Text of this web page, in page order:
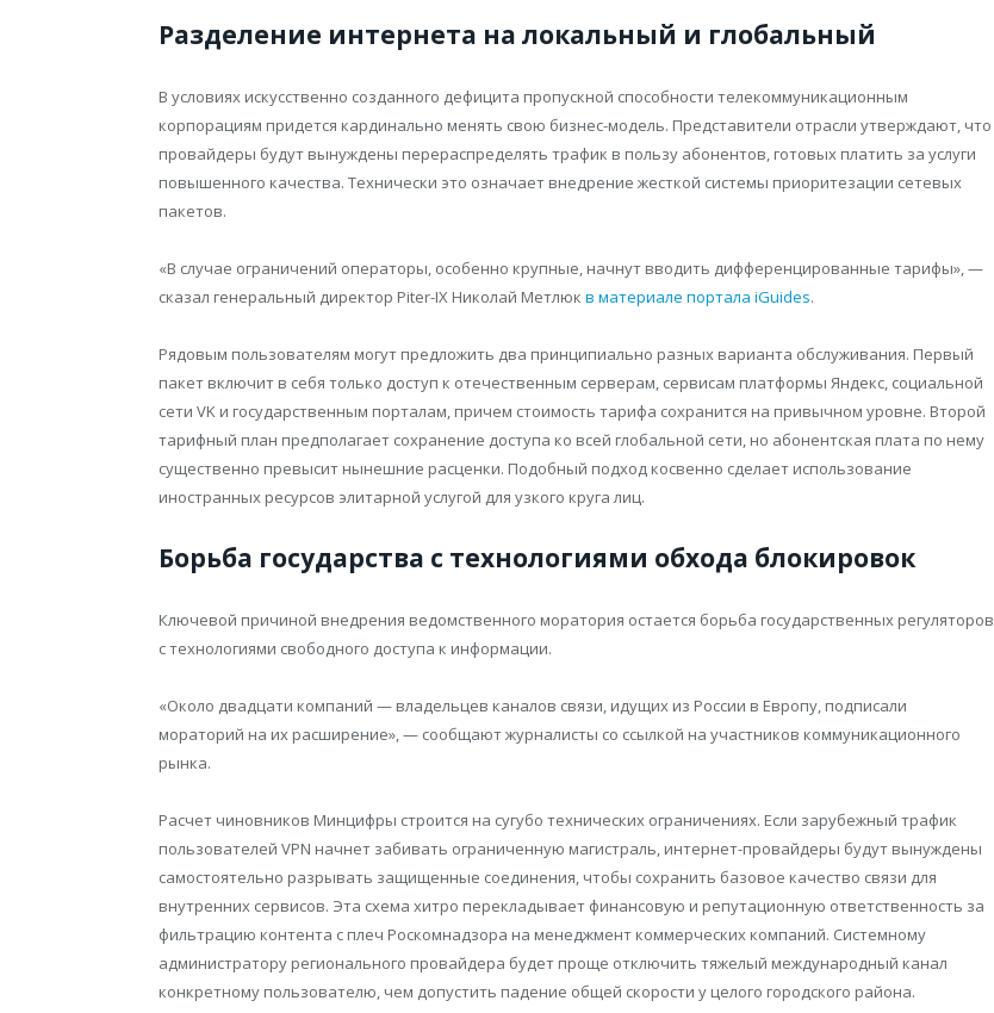
Разделение интернета на локальный и глобальный
В условиях искусственно созданного дефицита пропускной способности телекоммуникационным
корпорациям придется кардинально менять свою бизнес-модель. Представители отрасли утверждают, что
провайдеры будут вынуждены перераспределять трафик в пользу абонентов, готовых платить за услуги
повышенного качества. Технически это означает внедрение жесткой системы приоритезации сетевых
пакетов.
«В случае ограничений операторы, особенно крупные, начнут вводить дифференцированные тарифы», —
сказал генеральный директор Piter-IX Николай Метлюк в материале портала iGuides.
Рядовым пользователям могут предложить два принципиально разных варианта обслуживания. Первый
пакет включит в себя только доступ к отечественным серверам, сервисам платформы Яндекс, социальной
сети VK и государственным порталам, причем стоимость тарифа сохранится на привычном уровне. Второй
тарифный план предполагает сохранение доступа ко всей глобальной сети, но абонентская плата по нему
существенно превысит нынешние расценки. Подобный подход косвенно сделает использование
иностранных ресурсов элитарной услугой для узкого круга лиц.
Борьба государства с технологиями обхода блокировок
Ключевой причиной внедрения ведомственного моратория остается борьба государственных регуляторов
с технологиями свободного доступа к информации.
«Около двадцати компаний — владельцев каналов связи, идущих из России в Европу, подписали
мораторий на их расширение», — сообщают журналисты со ссылкой на участников коммуникационного
рынка.
Расчет чиновников Минцифры строится на сугубо технических ограничениях. Если зарубежный трафик
пользователей VPN начнет забивать ограниченную магистраль, интернет-провайдеры будут вынуждены
самостоятельно разрывать защищенные соединения, чтобы сохранить базовое качество связи для
внутренних сервисов. Эта схема хитро перекладывает финансовую и репутационную ответственность за
фильтрацию контента с плеч Роскомнадзора на менеджмент коммерческих компаний. Системному
администратору регионального провайдера будет проще отключить тяжелый международный канал
конкретному пользователю, чем допустить падение общей скорости у целого городского района.